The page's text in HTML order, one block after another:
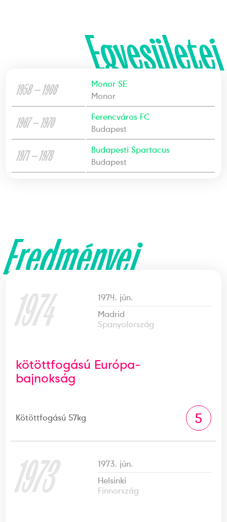
Egyesületei
1958 — 1966
Monor SE
Monor
1967 — 1970
Ferencváros FC
Budapest
1971 — 1978
Budapesti Spartacus
Budapest
Eredményei
1974
1974. jún.
Madrid
Spanyolország
kötöttfogású Európa-
bajnokság
Kötöttfogású 57kg 5
1973
1973. jún.
Helsinki
Finnország